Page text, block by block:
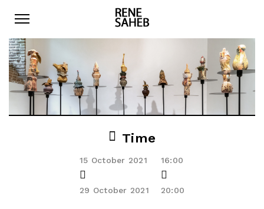
Time
15 October 2021
29 October 2021
16:00
20:00